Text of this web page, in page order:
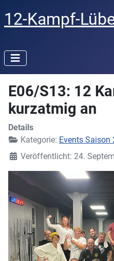
12-Kampf-
E06/S13: 12
kurzatmig an
Details
Kategorie: Events Saison
Veröffentlicht: 24.